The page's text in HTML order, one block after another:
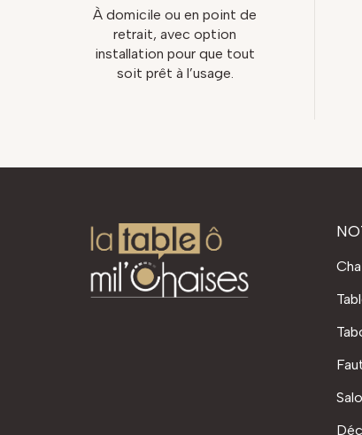
À domicile ou en point de
retrait, avec option
installation pour que tout
soit prêt à l’usage.